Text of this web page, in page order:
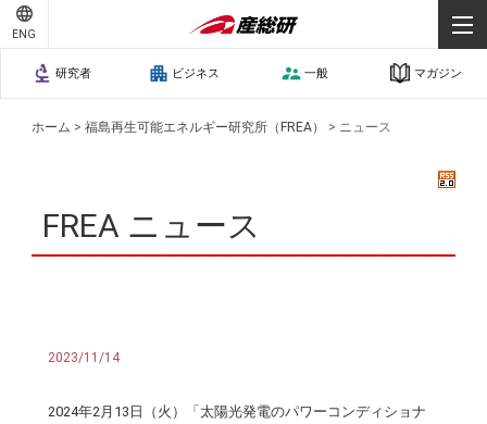
ENG
研究者 ビジネス 一般 マガジン
ホーム >福島再生可能エネルギー研究所（FREA） > ニュース
FREA ニュース
2023/11/14
2024年2月13日（火）「太陽光発電のパワーコンディショナ